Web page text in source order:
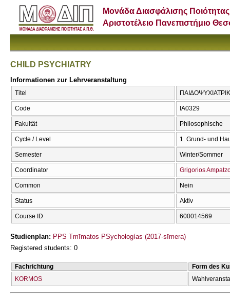
Μονάδα Διασφάλισης Ποιότητας
Αριστοτέλειο Πανεπιστήμιο
CHILD PSYCHIATRY
Informationen zur Lehrveranstaltung
Titel
Code ΙΑ0329
Fakultät Philosophische
Cycle / Level 1. Grund- und
Semester Winter/Sommer
Coordinator Grigorios
Common Nein
Status Aktiv
Course ID 600014569
Studienplan: PPS Tmīmatos PSychologías (2017-sīmera)
Registered students: 0
Fachrichtung
Form des
KORMOS